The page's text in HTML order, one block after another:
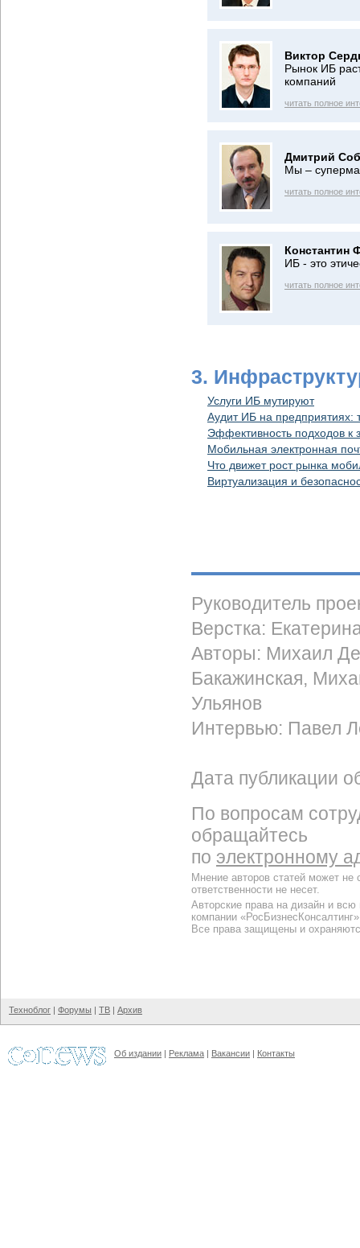
Виктор
Рынок ИБ
компаний
читать полное
Дмитрий
Мы –
читать полное
Константин
ИБ - это
читать полное
3.
Услуги ИБ мутируют
Аудит ИБ на предприятиях:
Эффективность подходов
Мобильная электронная
Что движет рост рынка
Виртуализация и
Руководитель
Верстка:
Авторы: Михаил
Бакажинская,
Ульянов
Интервью: Павел
Дата публикации
По вопросам
обращайтесь
по электронному
Мнение авторов статей может
ответственности не несет.
Авторские права на дизайн и
компании
Все права защищены и
Техноблог | Форумы | ТВ | Архив
Об издании | Реклама | Вакансии | Контакты